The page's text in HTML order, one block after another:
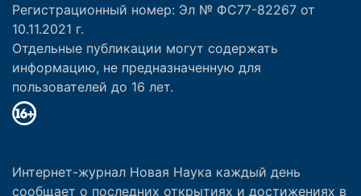
Регистрационный номер: Эл № ФС77-82267 от
10.11.2021 г.
Отдельные публикации могут содержать
информацию, не предназначенную для
пользователей до 16 лет.
Интернет-журнал Новая Наука каждый день
сообщает о последних открытиях и достижениях в